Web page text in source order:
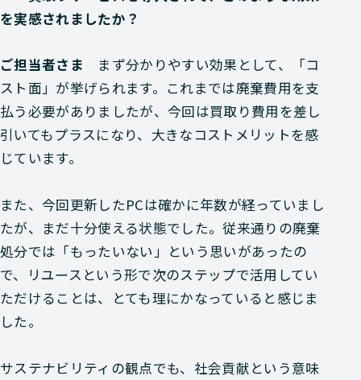
を実感されましたか？
ご担当者さま まず分かりやすい効果として、「コ
スト面」が挙げられます。これまでは廃棄費用を支
払う必要がありましたが、今回は買取り費用を差し
引いてもプラスになり、大きなコストメリットを感
じています。
また、今回更新したPCは確かに年数が経っていまし
たが、まだ十分使える状態でした。従来通りの廃棄
処分では「もったいない」という思いがあったの
で、リユースという形で次のステップで活用してい
ただけることは、とても理にかなっていると感じま
した。
サステナビリティの観点でも、社会貢献という意味